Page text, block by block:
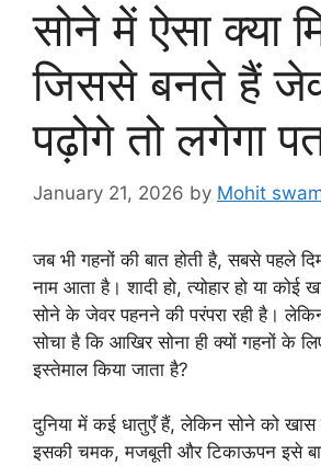
सोने में ऐसा क्या
जिससे बनते हैं
पढ़ोगे तो लगेगा
January 21, 2026 by Mohit
जब भी गहनों की बात होती है, सबसे पहले
नाम आता है। शादी हो, त्योहार हो या कोई
सोने के जेवर पहनने की परंपरा रही है।
सोचा है कि आखिर सोना ही क्यों गहनों के
इस्तेमाल किया जाता है?
दुनिया में कई धातुएँ हैं, लेकिन सोने को खास
इसकी चमक, मजबूती और टिकाऊपन इसे